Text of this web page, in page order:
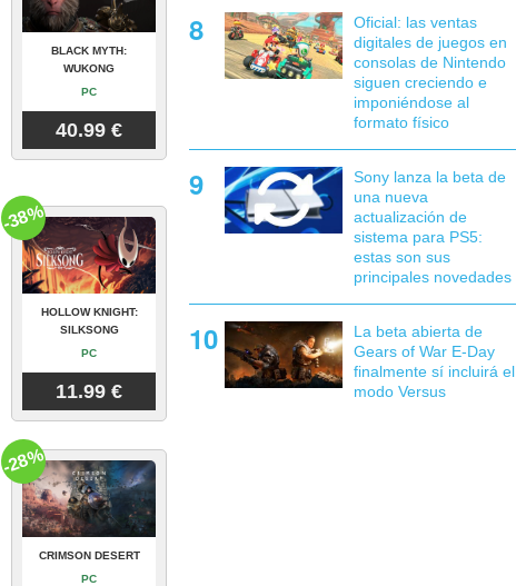
BLACK MYTH:
WUKONG
PC
40.99 €
HOLLOW KNIGHT:
SILKSONG
PC
11.99 €
-38%
CRIMSON DESERT
PC
-28%
Oficial: las ventas
digitales de juegos en
consolas de Nintendo
siguen creciendo e
imponiéndose al
formato físico
Sony lanza la beta de
una nueva
actualización de
sistema para PS5:
estas son sus
principales novedades
La beta abierta de
Gears of War E-Day
finalmente sí incluirá el
modo Versus